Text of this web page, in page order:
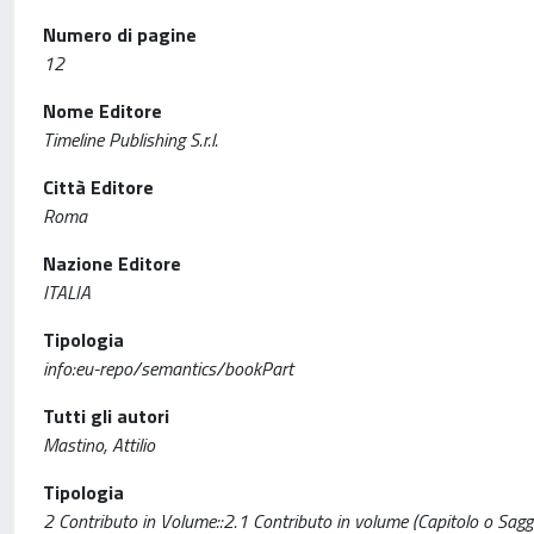
Numero di pagine
12
Nome Editore
Timeline Publishing S.r.l.
Città Editore
Roma
Nazione Editore
ITALIA
Tipologia
info:eu-repo/semantics/bookPart
Tutti gli autori
Mastino, Attilio
Tipologia
2 Contributo in Volume::2.1 Contributo in volume (Capitolo o